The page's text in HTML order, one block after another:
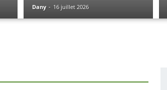
Dany - 16 juillet 2026